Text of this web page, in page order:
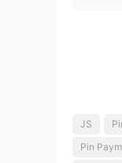
JS
Pin